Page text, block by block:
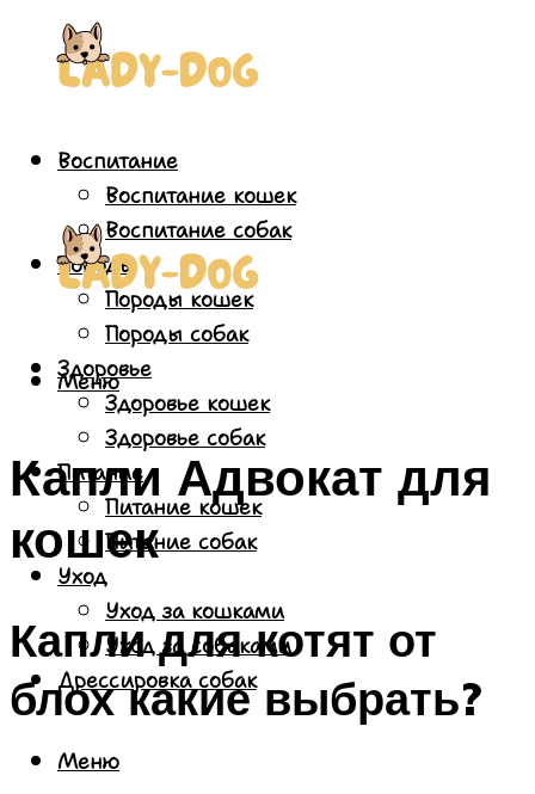
Воспитание
Воспитание кошек
Воспитание собак
Породы
Породы кошек
Породы собак
Здоровье
Здоровье кошек
Здоровье собак
Питание
Питание кошек
Питание собак
Уход
Уход за кошками
Уход за собаками
Дрессировка собак
Меню
Меню
Капли Адвокат для
кошек
Капли для котят от
блох какие выбрать?